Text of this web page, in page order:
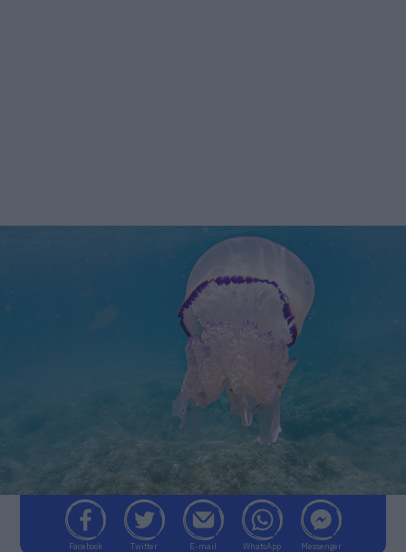
Facebook Twitter E-mail WhatsApp Messenger